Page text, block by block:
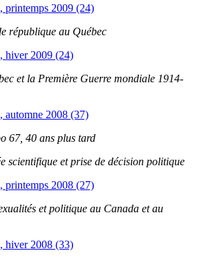
printemps 2009 (24)
république au Québec
hiver 2009 (24)
et la Première Guerre mondiale 1914-
automne 2008 (37)
67, 40 ans plus tard
scientifique et prise de décision politique
printemps 2008 (27)
et politique au Canada et au
hiver 2008 (33)